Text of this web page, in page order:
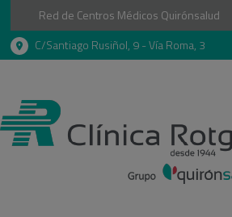
Red de Centros Médicos Quirónsalud
C/Santiago Rusiñol, 9 - Vía Roma, 3